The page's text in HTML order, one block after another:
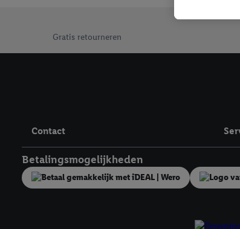
Jouw voordelen bij ons als Lidl webshop klant
Gratis retourneren
Contact
Betalingsmogelijkheden
Als je
eerder
maar het niet
Onder
technieken
Door op
inclusief over
trekken, vind
over de